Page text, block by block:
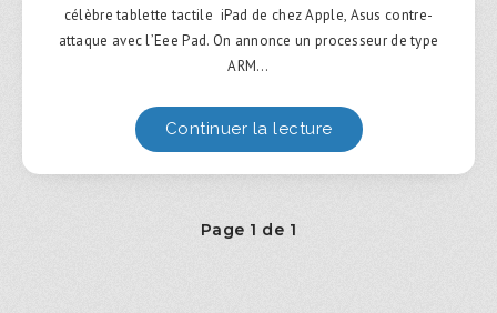
célèbre tablette tactile iPad de chez Apple, Asus contre-
attaque avec l’Eee Pad. On annonce un processeur de type
ARM…
Continuer la lecture
Page 1 de 1